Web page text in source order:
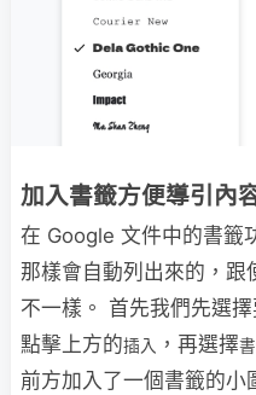
加入書籤方便導引內
在 Google 文件中的書籤
那樣會自動列出來的，跟
不一樣。 首先我們先選
點擊上方的插入 ，再選擇
前方加入了一個書籤的小